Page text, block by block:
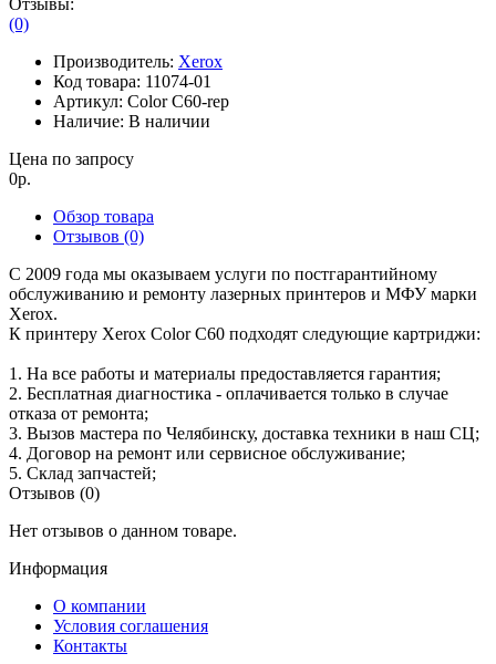
(0)
Производитель: Xerox
Код товара: 11074-01
Артикул: Color C60-rep
Наличие: В наличии
Цена по запросу
0р.
Обзор товара
Отзывов (0)
С 2009 года мы оказываем услуги по постгарантийному
обслуживанию и ремонту лазерных принтеров и МФУ марки
Xerox.
К принтеру Xerox Color C60 подходят следующие картриджи:
1. На все работы и материалы предоставляется гарантия;
2. Бесплатная диагностика - оплачивается только в случае
отказа от ремонта;
3. Вызов мастера по Челябинску, доставка техники в наш СЦ;
4. Договор на ремонт или сервисное обслуживание;
5. Склад запчастей;
Отзывов (0)
Нет отзывов о данном товаре.
Информация
О компании
Условия соглашения
Контакты